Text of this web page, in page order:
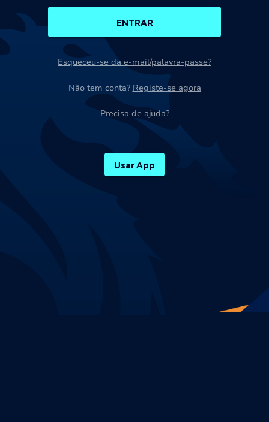
ENTRAR
Esqueceu-se da e-mail/palavra-passe?
Não tem conta? Registe-se agora
Precisa de ajuda?
Usar App